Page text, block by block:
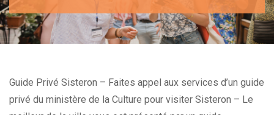
Guide Privé Sisteron – Faites appel aux services d’un guide
privé du ministère de la Culture pour visiter Sisteron – Le